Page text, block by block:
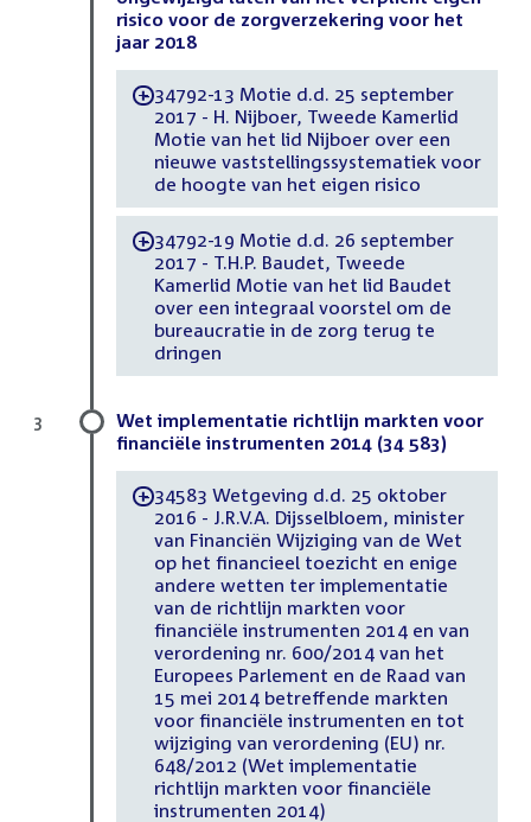
risico voor de zorgverzekering voor het
jaar 2018
-34792-13 Motie d.d. 25 september
2017 - H. Nijboer, Tweede Kamerlid
Motie van het lid Nijboer over een
nieuwe vaststellingssystematiek voor
de hoogte van het eigen risico
-34792-19 Motie d.d. 26 september
2017 - T.H.P. Baudet, Tweede
Kamerlid Motie van het lid Baudet
over een integraal voorstel om de
bureaucratie in de zorg terug te
dringen
Wet implementatie richtlijn markten voor
financiële instrumenten 2014 (34 583)
-34583 Wetgeving d.d. 25 oktober
2016 - J.R.V.A. Dijsselbloem, minister
van Financiën Wijziging van de Wet
op het financieel toezicht en enige
andere wetten ter implementatie
van de richtlijn markten voor
financiële instrumenten 2014 en van
verordening nr. 600/2014 van het
Europees Parlement en de Raad van
15 mei 2014 betreffende markten
voor financiële instrumenten en tot
wijziging van verordening (EU) nr.
648/2012 (Wet implementatie
richtlijn markten voor financiële
instrumenten 2014)
3